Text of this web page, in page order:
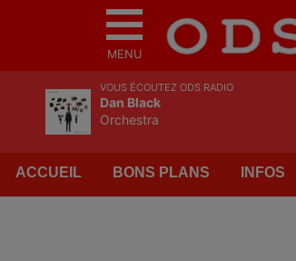
MENU
ACCUEIL BONS PLANS INFOS
VOUS ÉCOUTEZ ODS RADIO
Dan Black
Orchestra